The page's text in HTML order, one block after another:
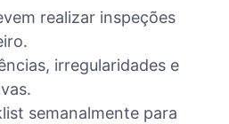
realizar inspeções
irregularidades e
semanalmente para